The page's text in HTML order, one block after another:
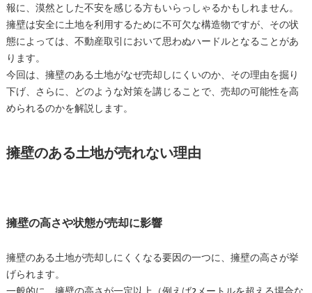
報に、漠然とした不安を感じる方もいらっしゃるかもしれません。
擁壁は安全に土地を利用するために不可欠な構造物ですが、その状
態によっては、不動産取引において思わぬハードルとなることがあ
ります。
今回は、擁壁のある土地がなぜ売却しにくいのか、その理由を掘り
下げ、さらに、どのような対策を講じることで、売却の可能性を高
められるのかを解説します。
擁壁のある土地が売れない理由
擁壁の高さや状態が売却に影響
擁壁のある土地が売却しにくくなる要因の一つに、擁壁の高さが挙
げられます。